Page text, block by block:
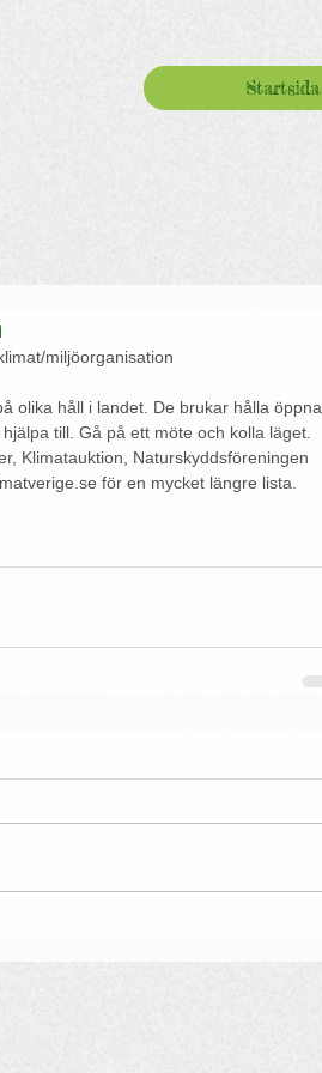
Startsida
miljöorganisation
olika håll i landet. De brukar hålla öppna
till. Gå på ett möte och kolla läget.
Klimatauktion, Naturskyddsföreningen
för en mycket längre lista.